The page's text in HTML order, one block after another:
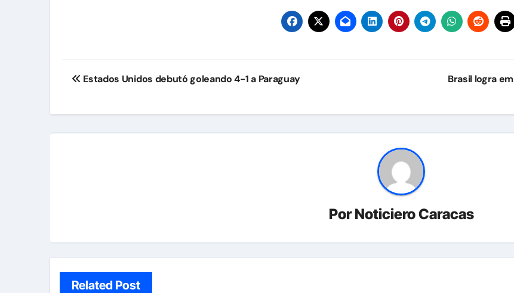
Navegación
entradas
Estados Unidos debutó goleando 4-1 a Paraguay Brasil logra
PorNoticiero Caracas
Related Post